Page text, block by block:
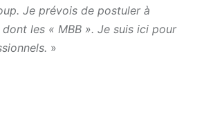
Je prévois de postuler à
les « MBB ». Je suis ici pour
»